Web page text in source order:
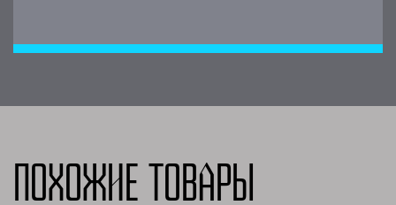
Похожие товары